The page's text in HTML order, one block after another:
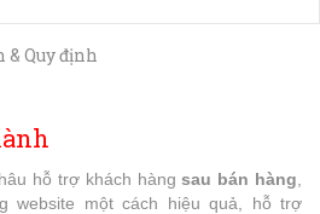
& Quy định
hỗ trợ khách hàngsau bán hàng
website một cách hiệu quả, hỗ trợ